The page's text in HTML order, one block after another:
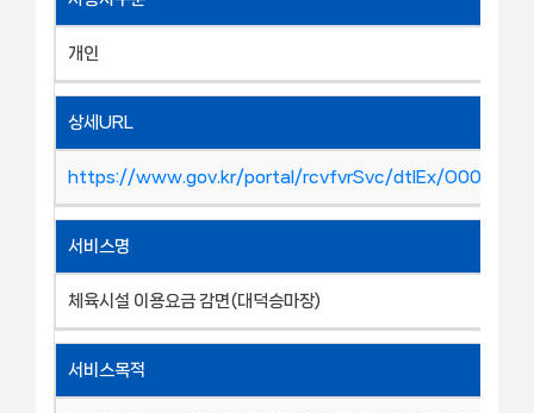
개인
상세URL
https://www.gov.kr/portal/rcvfvrSvc/dtlEx/
서비스명
체육시설 이용요금 감면(대덕승마장)
서비스목적